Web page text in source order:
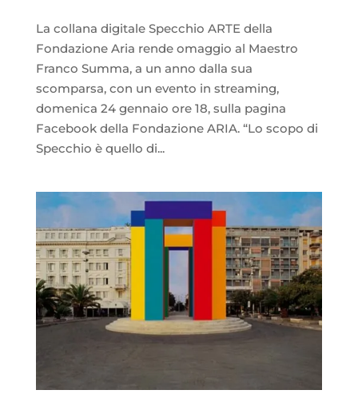
La collana digitale Specchio ARTE della
Fondazione Aria rende omaggio al Maestro
Franco Summa, a un anno dalla sua
scomparsa, con un evento in streaming,
domenica 24 gennaio ore 18, sulla pagina
Facebook della Fondazione ARIA. “Lo scopo di
Specchio è quello di...